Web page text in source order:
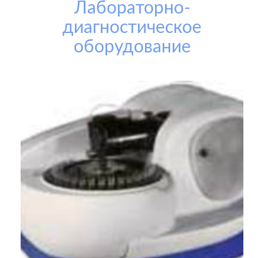
Лабораторно-
диагностическое
оборудование